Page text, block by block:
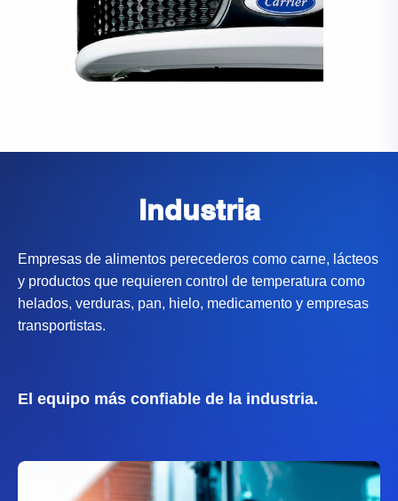
Industria
Empresas de alimentos perecederos como carne, lácteos
y productos que requieren control de temperatura como
helados, verduras, pan, hielo, medicamento y empresas
transportistas.
El equipo más confiable de la industria.